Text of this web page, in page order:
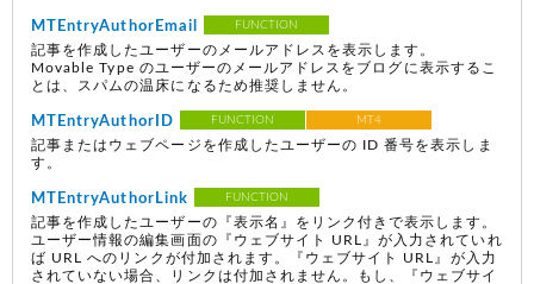
MTEntryAuthorEmail FUNCTION
記事を作成したユーザーのメールアドレスを表示します。
Movable Type のユーザーのメールアドレスをブログに表示するこ
とは、スパムの温床になるため推奨しません。
MTEntryAuthorID FUNCTION MT4
記事またはウェブページを作成したユーザーの ID 番号を表示しま
す。
MTEntryAuthorLink FUNCTION
記事を作成したユーザーの『表示名』をリンク付きで表示します。
ユーザー情報の編集画面の『ウェブサイト URL』が入力されていれ
ば URL へのリンクが付加されます。『ウェブサイト URL』が入力
されていない場合、リンクは付加されません。もし、『ウェブサイ